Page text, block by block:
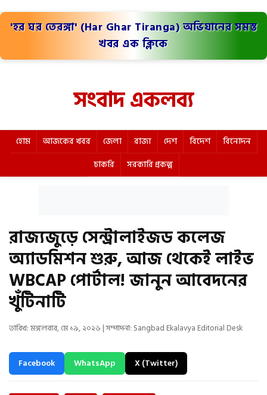
'হর ঘর তেরঙ্গা' (Har Ghar Tiranga) অভিযানের সমস্ত
খবর এক ক্লিকে
সংবাদ একলব্য
হোম আজকের খবর জেলা রাজ্য দেশ বিদেশ
বিনোদন
চাকরি
সরকারি প্রকল্প
রাজ্যজুড়ে সেন্ট্রালাইজড কলেজ
অ্যাডমিশন শুরু, আজ থেকেই লাইভ
WBCAP পোর্টাল! জানুন আবেদনের
খুঁটিনাটি
তারিখ: মঙ্গলবার, মে ১৯, ২০২৬ | সম্পাদনা: Sangbad Ekalavya Editorial Desk
Facebook WhatsApp X (Twitter)